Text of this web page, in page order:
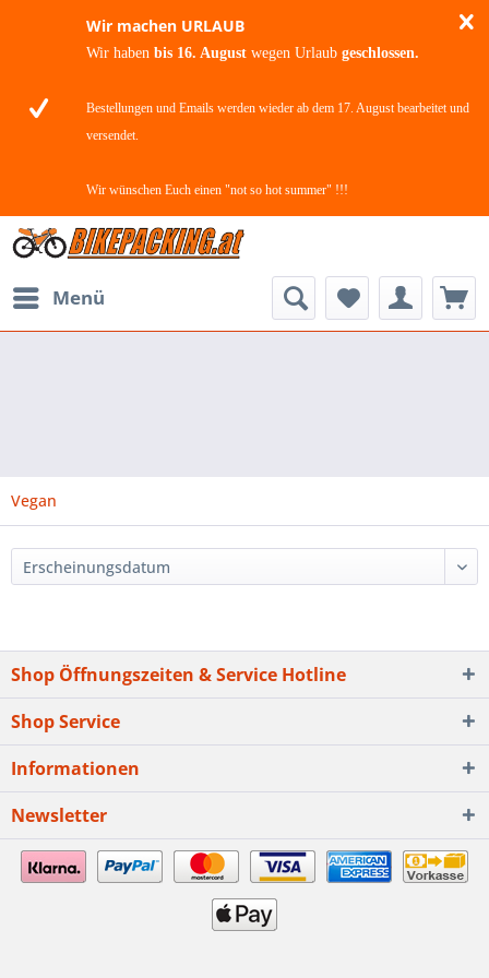
Wir machen URLAUB
Wir haben bis 16. August wegen Urlaub geschlossen.
Bestellungen und Emails werden wieder ab dem 17. August bearbeitet und
versendet.
Wir wünschen Euch einen "not so hot summer" !!!
Menü
Vegan
Shop Öffnungszeiten & Service Hotline
Shop Service
Informationen
Newsletter